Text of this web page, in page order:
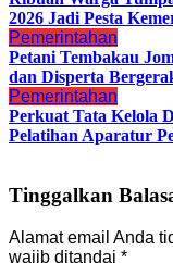
2026 Jadi Pesta
Pemerintahan
Petani Tembakau
dan Disperta
Pemerintahan
Perkuat Tata Kelola
Pelatihan Aparatur
Tinggalkan
Alamat email Anda
wajib ditandai *